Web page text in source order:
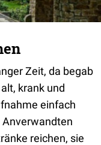
Zeit, da begab
krank und
einfach
reichen, sie